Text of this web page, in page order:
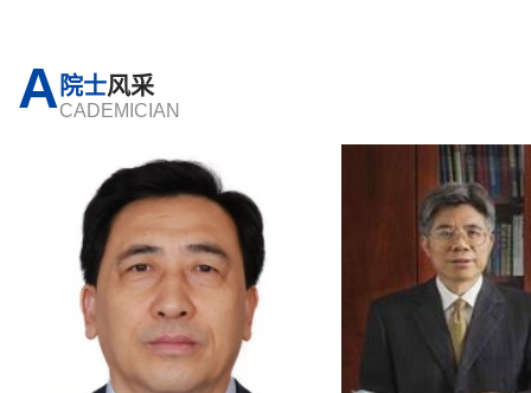
A 院士风采
CADEMICIAN